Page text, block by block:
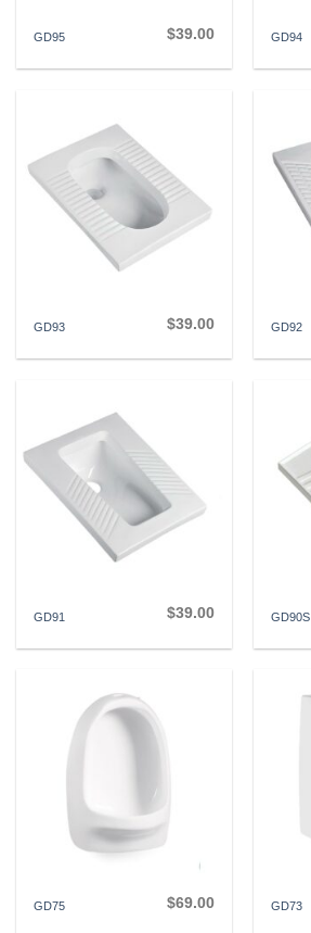
GD95 $39.00 GD94
GD93 $39.00 GD92
GD91 $39.00 GD90S
GD75 $69.00 GD73